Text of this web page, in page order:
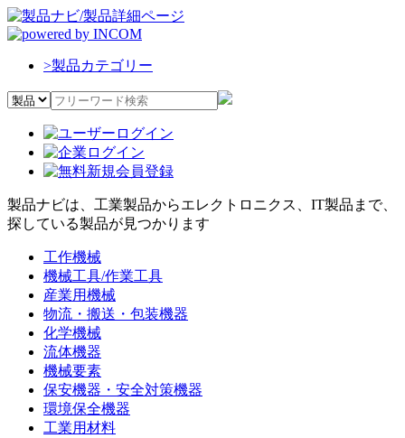
>製品カテゴリー
製品ナビは、工業製品からエレクトロニクス、IT製品まで、
探している製品が見つかります
工作機械
機械工具/作業工具
産業用機械
物流・搬送・包装機器
化学機械
流体機器
機械要素
保安機器・安全対策機器
環境保全機器
工業用材料